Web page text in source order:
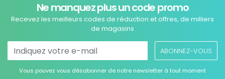
Ne manquez plus un code promo
Recevez les meilleurs codes de réduction et offres, de milliers
de magasins
ABONNEZ-VOUS
Vous pouvez vous désabonner de notre newsletter à tout moment